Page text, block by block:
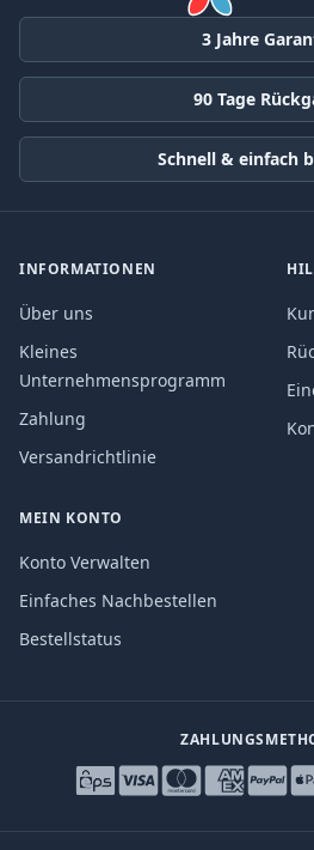
3 Jahre
90 Tage
Schnell & einfach
INFORMATIONEN
Über uns
Kleines
Unternehmensprogramm
Zahlung
Versandrichtlinie
MEIN KONTO
Konto Verwalten
Einfaches Nachbestellen
Bestellstatus